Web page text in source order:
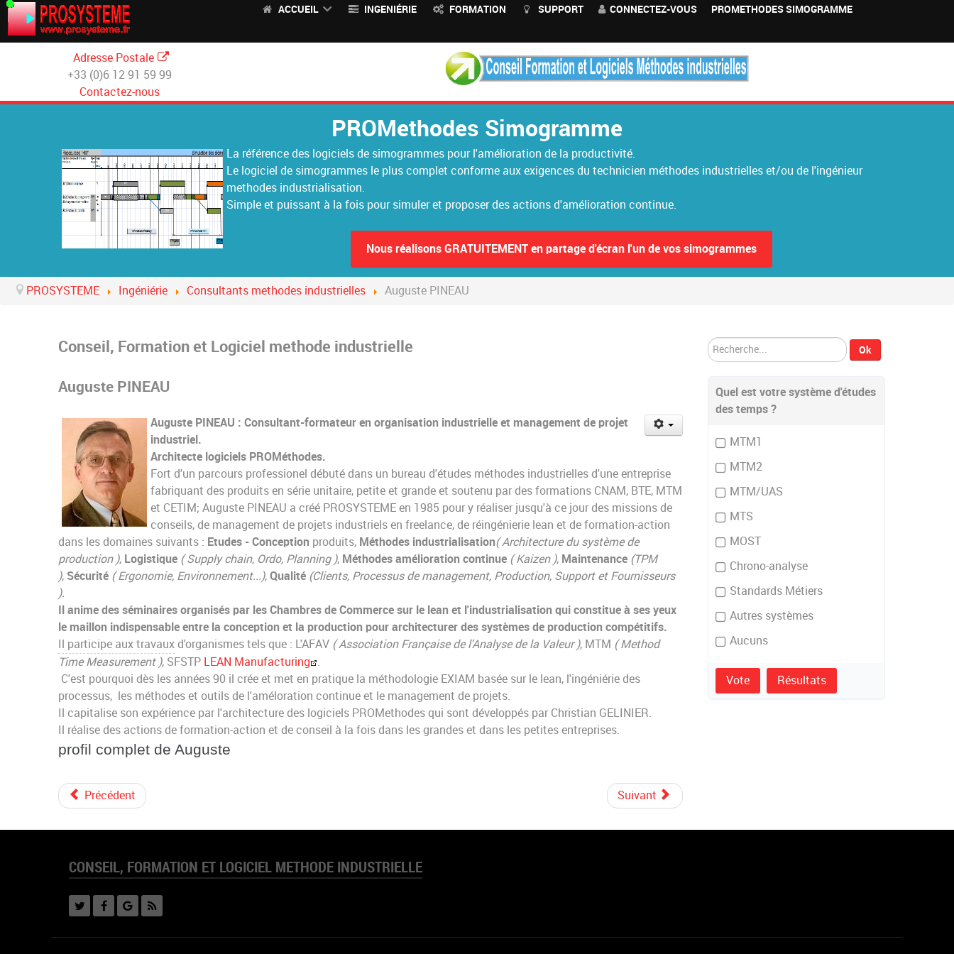
Adresse Postale
+33 (0)6 12 91 59 99
Contactez-nous
ACCUEIL INGENIÉRIE FORMATION SUPPORT CONNECTEZ-VOUS PROMETHODES SIMOGRAMME
PROMethodes Simogramme
La référence des logiciels de simogrammes pour l'amélioration de la productivité.
Le logiciel de simogrammes le plus complet conforme aux exigences du technicien méthodes industrielles et/ou de l'ingénieur
methodes industrialisation.
Simple et puissant à la fois pour simuler et proposer des actions d'amélioration continue.
Nous réalisons GRATUITEMENT en partage d'écran l'un de vos simogrammes
PROSYSTEME Ingéniérie Consultants methodes industrielles Auguste PINEAU
Conseil, Formation et Logiciel methode industrielle
Auguste PINEAU
Auguste PINEAU : Consultant-formateur en organisation industrielle et management de projet
industriel.
Architecte logiciels PROMéthodes.
Fort d'un parcours professionel débuté dans un bureau d'études méthodes industrielles d'une entreprise
fabriquant des produits en série unitaire, petite et grande et soutenu par des formations CNAM, BTE, MTM
et CETIM; Auguste PINEAU a créé PROSYSTEME en 1985 pour y réaliser jusqu'à ce jour des missions de
conseils, de management de projets industriels en freelance, de réingénierie lean et de formation-action
dans les domaines suivants : Etudes - Conception produits, Méthodes industrialisation(Architecture du système de
production ), Logistique (Supply chain, Ordo, Planning ), Méthodes amélioration continue ( Kaizen ), Maintenance (TPM
), Sécurité ( Ergonomie, Environnement...), Qualité (Clients, Processus de management, Production, Support et Fournisseurs
).
Il anime des séminaires organisés par les Chambres de Commerce sur le lean et l'industrialisation qui constitue à ses yeux
le maillon indispensable entre la conception et la production pour architecturer des systèmes de production compétitifs.
Il participe aux travaux d'organismes tels que : L'AFAV ( Association Française de l'Analyse de la Valeur ), MTM ( Method
Time Measurement ), SFSTP LEAN Manufacturing
.
C'est pourquoi dès les années 90 il crée et met en pratique la méthodologie EXIAM basée sur le lean, l'ingéniérie des
processus, les méthodes et outils de l'améloration continue et le management de projets.
Il capitalise son expérience par l'architecture des logiciels PROMethodes qui sont développés par Christian GELINIER.
Il réalise des actions de formation-action et de conseil à la fois dans les grandes et dans les petites entreprises.
profil complet de Auguste
Précédent Suivant
Rechercher Ok
Quel est votre système d'études
des temps ?
MTM1
MTM2
MTM/UAS
MTS
MOST
Chrono-analyse
Standards Métiers
Autres systèmes
Aucuns
Vote Résultats
CONSEIL, FORMATION ET LOGICIEL METHODE INDUSTRIELLE